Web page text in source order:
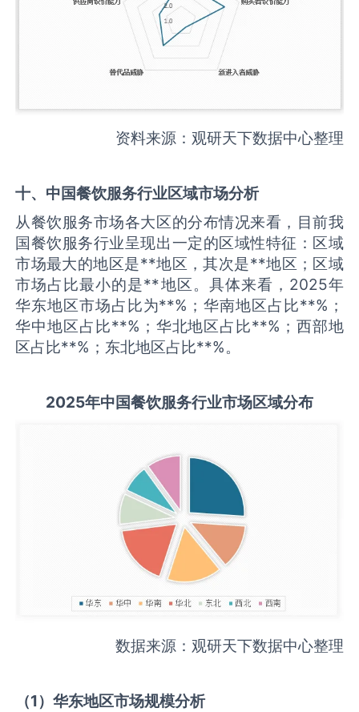
资料来源：观研天下数据中心整理
十、中国餐饮服务行业区域市场分析
从餐饮服务市场各大区的分布情况来看，目前我
国餐饮服务行业呈现出一定的区域性特征：区域
市场最大的地区是**地区，其次是**地区；区域
市场占比最小的是**地区。具体来看，2025年
华东地区市场占比为**%；华南地区占比**%；
华中地区占比**%；华北地区占比**%；西部地
区占比**%；东北地区占比**%。
2025年中国餐饮服务行业市场区域分布
数据来源：观研天下数据中心整理
（1）华东地区市场规模分析